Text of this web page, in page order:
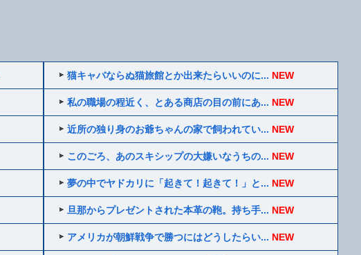
猫キャバならぬ猫旅館とか出来たらいいのに... NEW
私の職場の程近く、とある商店の目の前にあ... NEW
近所の独り身のお爺ちゃんの家で飼われてい... NEW
このごろ、あのスキシップの大嫌いなうちの... NEW
夢の中でヤドカリに「起きて！起きて！」と... NEW
旦那からプレゼントされた本革の鞄。持ち手... NEW
アメリカが朝鮮戦争で勝つにはどうしたらい... NEW